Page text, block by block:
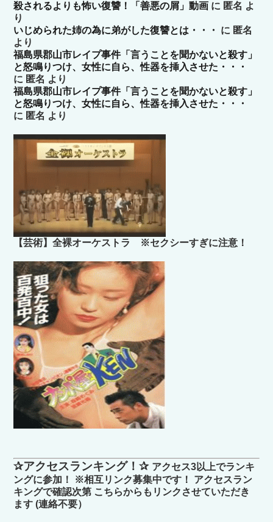
殺されるよりも怖い復讐！「善悪の屑」動画 に 匿名 よ
り
いじめられた姉の為に弟がした復讐とは・・・
に 匿名
より
福島県郡山市レイプ事件「言うことを聞かないと殺す」
と怒鳴りつけ、女性に自ら、性器を挿入させた・・・
に 匿名 より
福島県郡山市レイプ事件「言うことを聞かないと殺す」
と怒鳴りつけ、女性に自ら、性器を挿入させた・・・
に 匿名 より
【芸術】全裸オーケストラ ※セクシーすぎに注意！
✰アクセスランキング！✰ アクセス3以上でランキ
ングに参加！ ※相互リンク募集中です！ アクセスラン
キングで確認次第 こちらからもリンクさせていただき
ます (連絡不要）